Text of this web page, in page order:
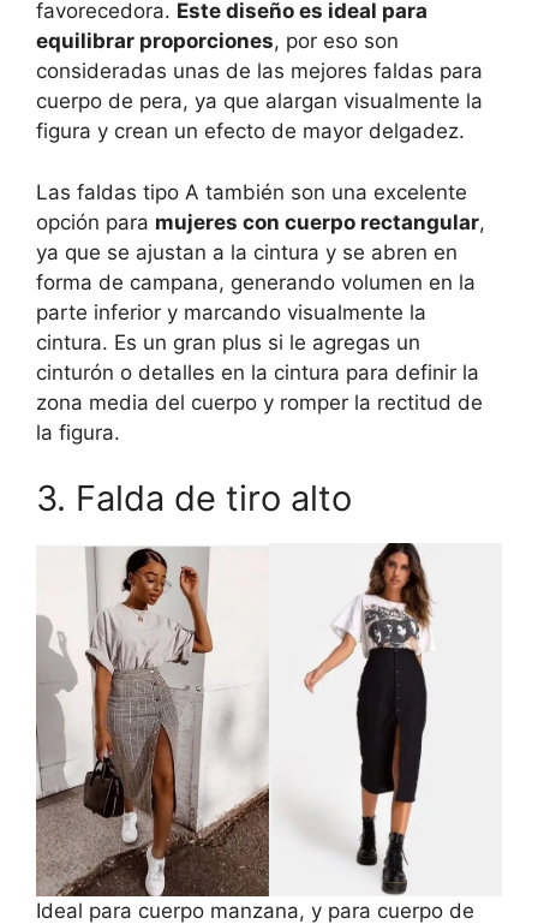
favorecedora. Este diseño es ideal para
equilibrar proporciones, por eso son
consideradas unas de las mejores faldas para
cuerpo de pera, ya que alargan visualmente la
figura y crean un efecto de mayor delgadez.
Las faldas tipo A también son una excelente
opción para mujeres con cuerpo rectangular,
ya que se ajustan a la cintura y se abren en
forma de campana, generando volumen en la
parte inferior y marcando visualmente la
cintura. Es un gran plus si le agregas un
cinturón o detalles en la cintura para definir la
zona media del cuerpo y romper la rectitud de
la figura.
3. Falda de tiro alto
Ideal para cuerpo manzana, y para cuerpo de